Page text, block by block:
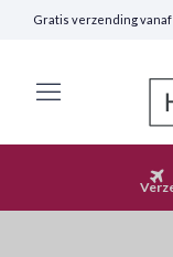
Gratis verzending vanaf